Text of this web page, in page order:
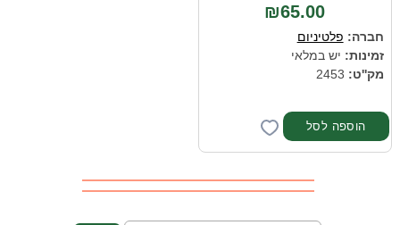
₪65.00
חברה: פלטיניום
זמינות: יש במלאי
מק''ט: